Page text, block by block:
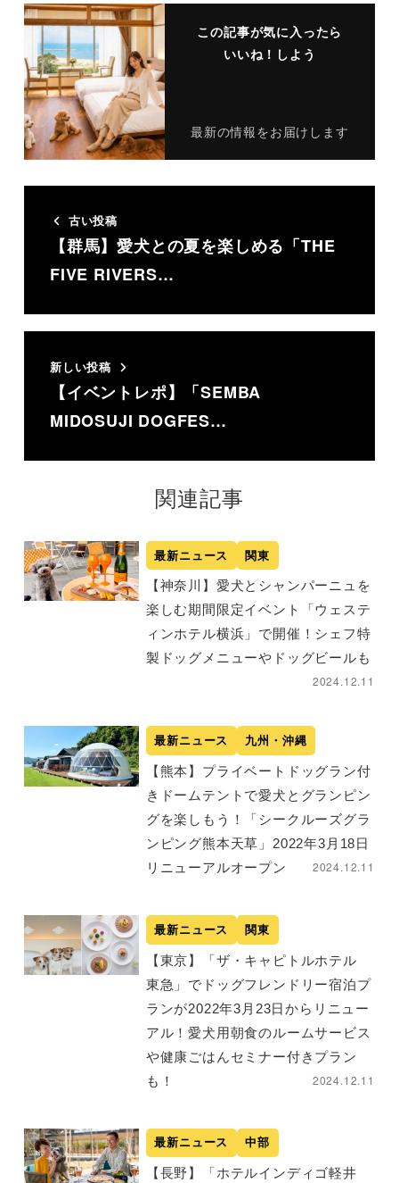
この記事が気に入ったら
いいね！しよう
最新の情報をお届けします
古い投稿
【群馬】愛犬との夏を楽しめる「THE
FIVE RIVERS…
新しい投稿
【イベントレポ】「SEMBA
MIDOSUJI DOGFES…
関連記事
最新ニュース 関東
【神奈川】愛犬とシャンパーニュを
楽しむ期間限定イベント「ウェステ
ィンホテル横浜」で開催！シェフ特
製ドッグメニューやドッグビールも
2024.12.11
最新ニュース 九州・沖縄
【熊本】プライベートドッグラン付
きドームテントで愛犬とグランピン
グを楽しもう！「シークルーズグラ
ンピング熊本天草」2022年3月18日
リニューアルオープン
2024.12.11
最新ニュース 関東
【東京】「ザ・キャピトルホテル
東急」でドッグフレンドリー宿泊プ
ランが2022年3月23日からリニュー
アル！愛犬用朝食のルームサービス
や健康ごはんセミナー付きプラン
も！
2024.12.11
最新ニュース 中部
【長野】「ホテルインディゴ軽井